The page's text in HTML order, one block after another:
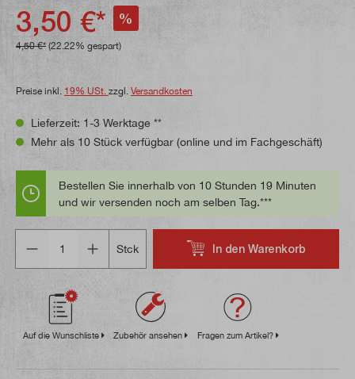
Durchschnittliche Bewertung von 4.8 von 5 Sternen
3,50 €* %
4,50 €* (22.22% gespart)
Preise inkl. 19% USt. zzgl. Versandkosten
Lieferzeit: 1-3 Werktage **
Mehr als 10 Stück verfügbar (online und im Fachgeschäft)
Bestellen Sie innerhalb von 10 Stunden 19 Minuten
und wir versenden noch am selben Tag.***
Stck
In den Warenkorb
Auf die Wunschliste Zubehör ansehen Fragen zum Artikel?